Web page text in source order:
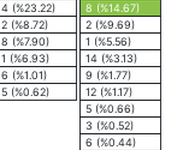
4 (%23.22)
2 (%8.72)
8 (%7.90)
1 (%6.93)
6 (%1.01)
5 (%0.62)
8 (%14.67)
2 (%9.69)
1 (%5.56)
14 (%3.13)
9 (%1.77)
12 (%1.17)
5 (%0.66)
3 (%0.52)
6 (%0.44)